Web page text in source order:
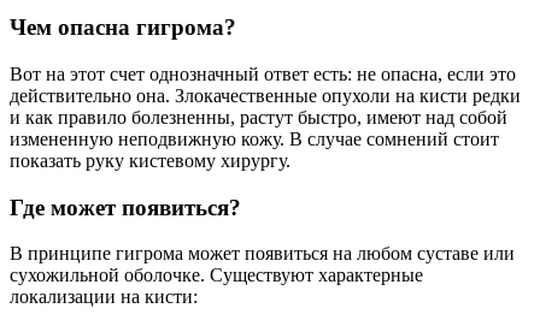
Чем опасна гигрома?
Вот на этот счет однозначный ответ есть: не опасна, если это
действительно она. Злокачественные опухоли на кисти редки
и как правило болезненны, растут быстро, имеют над собой
измененную неподвижную кожу. В случае сомнений стоит
показать руку кистевому хирургу.
Где может появиться?
В принципе гигрома может появиться на любом суставе или
сухожильной оболочке. Существуют характерные
локализации на кисти: